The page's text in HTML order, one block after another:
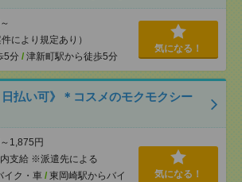
により規定あり）
5分 / 津新町駅から徒歩5分
気になる！
日払い可》＊コスメのモクモクシー
1,875円
支給 ※派遣先による
イク・車 / 東岡崎駅からバイ
気になる！